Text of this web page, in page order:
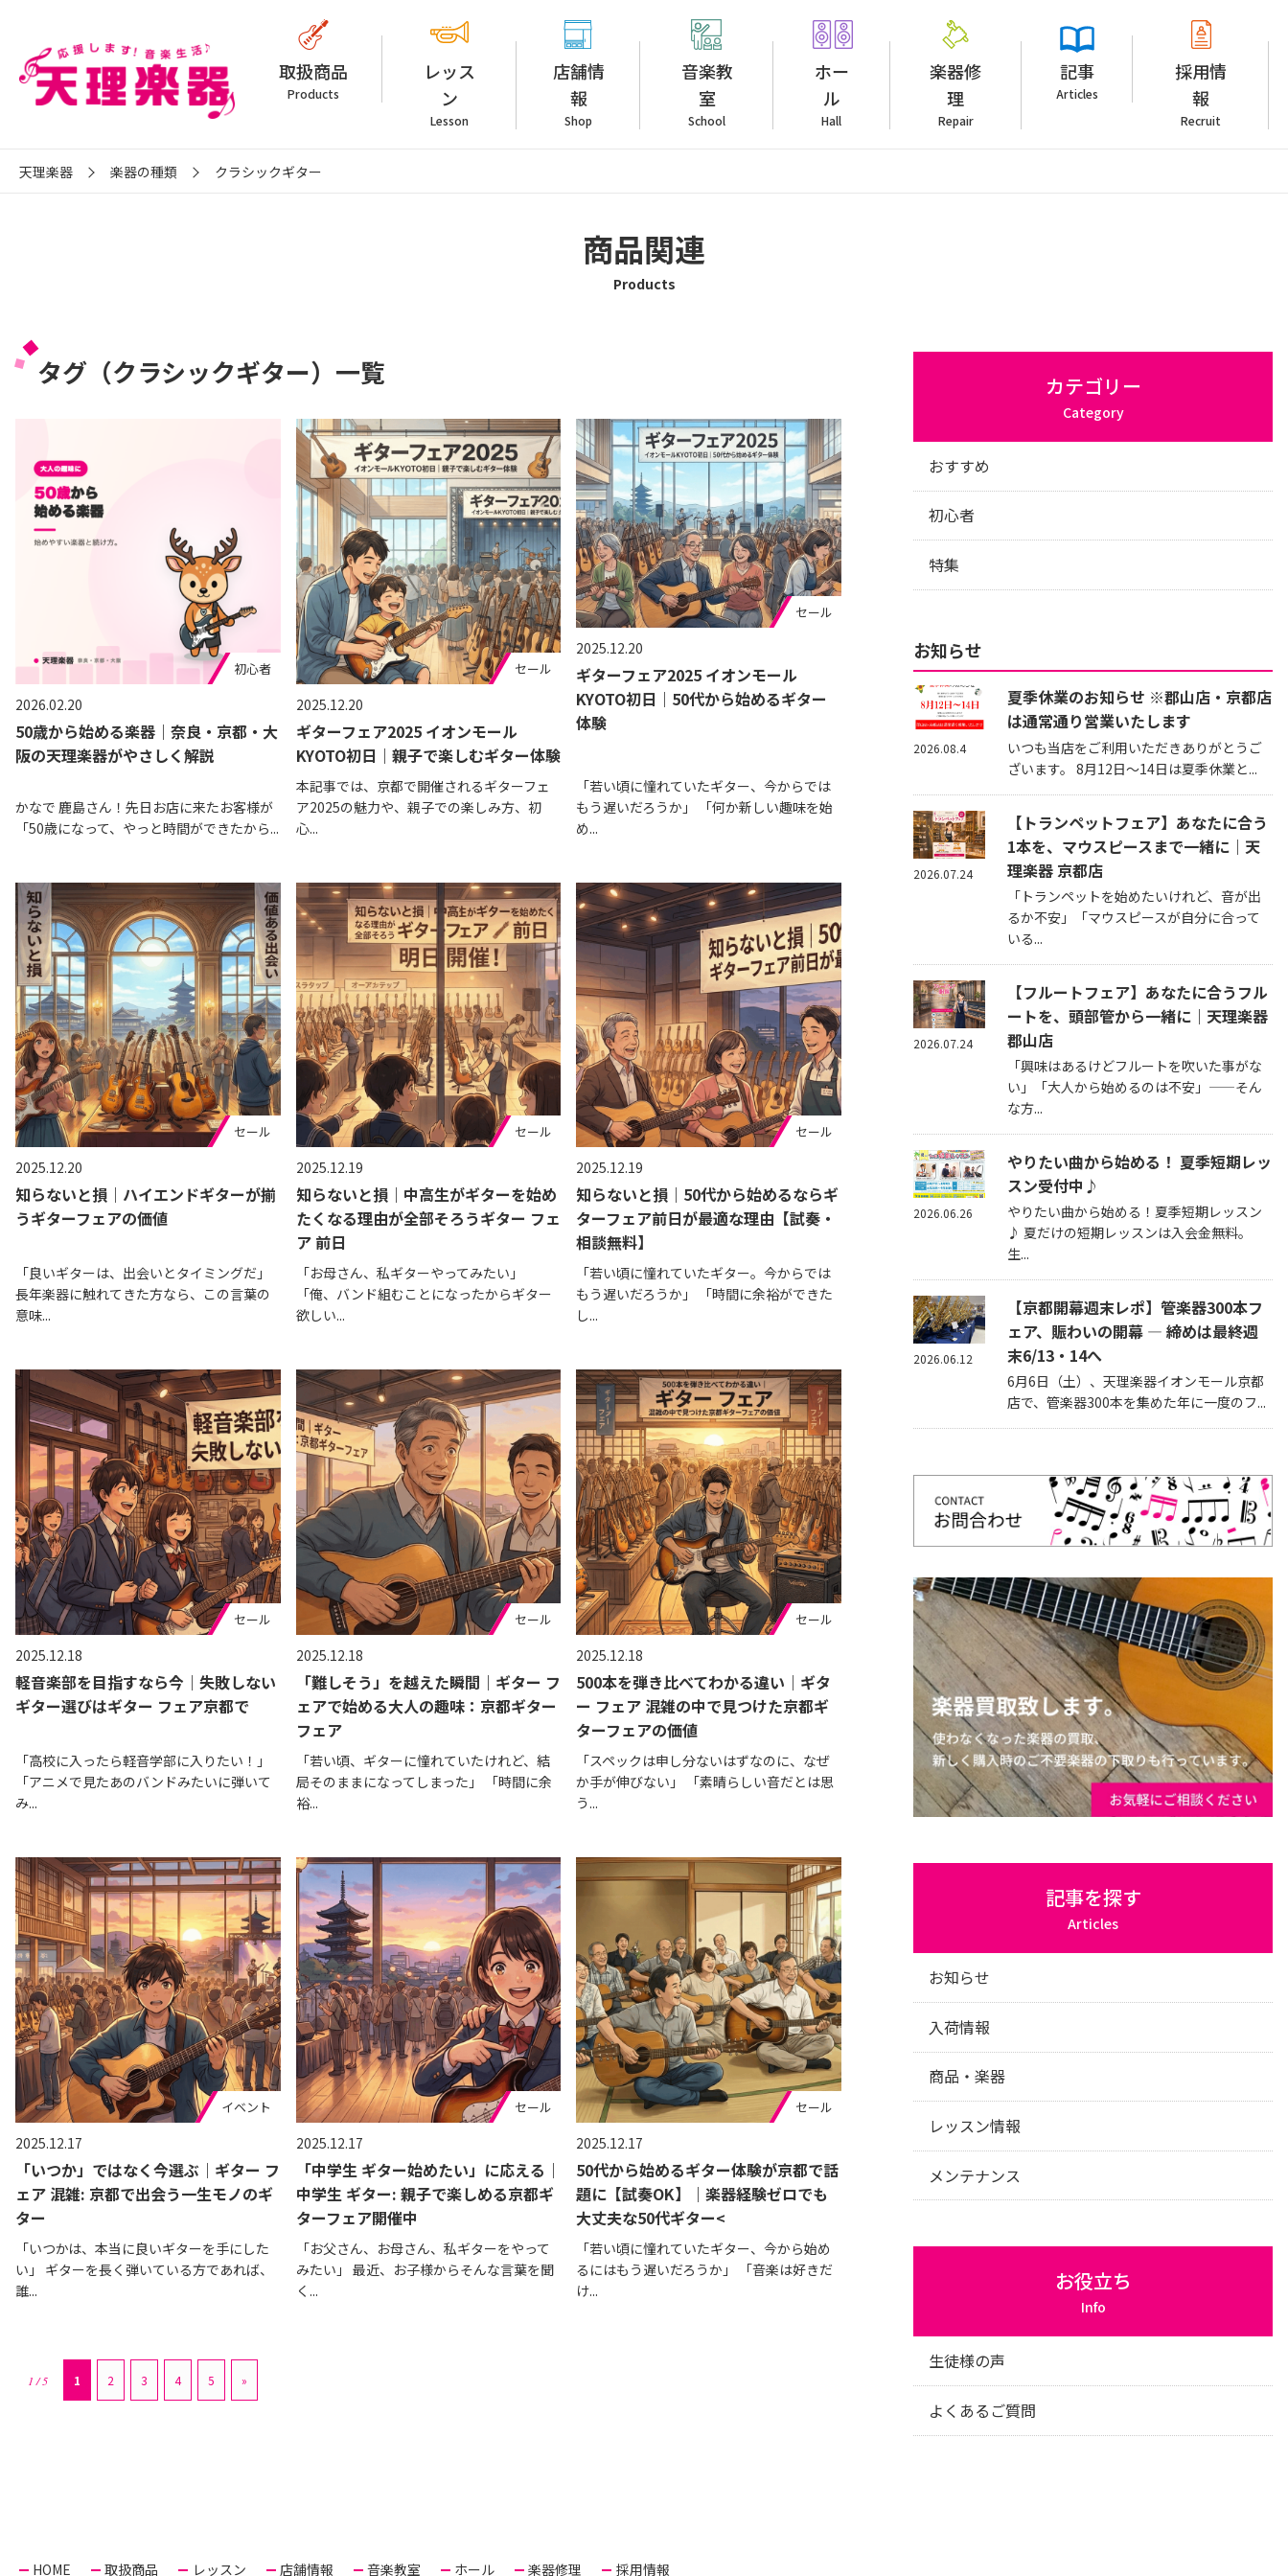
取扱商品
Products
レッス
ン
Lesson
店舗情
報
Shop
音楽教
室
School
ホー
ル
Hall
楽器修
理
Repair
記事
Articles
採用情
報
Recruit
天理楽器 楽器の種類 クラシックギター
商品関連
Products
タグ（クラシックギター）一覧
2026.02.20
50歳から始める楽器｜奈良・京都・大
阪の天理楽器がやさしく解説
かなで 鹿島さん！先日お店に来たお客様が
「50歳になって、やっと時間ができたから...
初心者
2025.12.20
ギターフェア2025 イオンモール
KYOTO初日｜親子で楽しむギター体験
本記事では、京都で開催されるギターフェ
ア2025の魅力や、親子での楽しみ方、初
心...
セール
2025.12.20
ギターフェア2025 イオンモール
KYOTO初日｜50代から始めるギター
体験
「若い頃に憧れていたギター、今からでは
もう遅いだろうか」 「何か新しい趣味を始
め...
セール
2025.12.20
知らないと損｜ハイエンドギターが揃
うギターフェアの価値
「良いギターは、出会いとタイミングだ」
長年楽器に触れてきた方なら、この言葉の
意味...
セール
2025.12.19
知らないと損｜中高生がギターを始め
たくなる理由が全部そろうギター フェ
ア 前日
「お母さん、私ギターやってみたい」
「俺、バンド組むことになったからギター
欲しい...
セール
2025.12.19
知らないと損｜50代から始めるならギ
ターフェア前日が最適な理由【試奏・
相談無料】
「若い頃に憧れていたギター。今からでは
もう遅いだろうか」 「時間に余裕ができた
し...
セール
2025.12.18
軽音楽部を目指すなら今｜失敗しない
ギター選びはギター フェア京都で
「高校に入ったら軽音学部に入りたい！」
「アニメで見たあのバンドみたいに弾いて
み...
セール
2025.12.18
「難しそう」を越えた瞬間｜ギター フ
ェアで始める大人の趣味：京都ギター
フェア
「若い頃、ギターに憧れていたけれど、結
局そのままになってしまった」 「時間に余
裕...
セール
2025.12.18
500本を弾き比べてわかる違い｜ギタ
ー フェア 混雑の中で見つけた京都ギ
ターフェアの価値
「スペックは申し分ないはずなのに、なぜ
か手が伸びない」 「素晴らしい音だとは思
う...
セール
2025.12.17
「いつか」ではなく今選ぶ｜ギター フ
ェア 混雑: 京都で出会う一生モノのギ
ター
「いつかは、本当に良いギターを手にした
い」 ギターを長く弾いている方であれば、
誰...
イベント
2025.12.17
「中学生 ギター始めたい」に応える｜
中学生 ギター: 親子で楽しめる京都ギ
ターフェア開催中
「お父さん、お母さん、私ギターをやって
みたい」 最近、お子様からそんな言葉を聞
く...
セール
2025.12.17
50代から始めるギター体験が京都で話
題に【試奏OK】｜楽器経験ゼロでも
大丈夫な50代ギター<
「若い頃に憧れていたギター、今から始め
るにはもう遅いだろうか」 「音楽は好きだ
け...
セール
1 / 5 1 2 3 4 5 »
カテゴリー
Category
おすすめ
初心者
特集
お知らせ
夏季休業のお知らせ ※郡山店・京都店
は通常通り営業いたします
いつも当店をご利用いただきありがとうご
ざいます。 8月12日～14日は夏季休業と...
2026.08.4
【トランペットフェア】あなたに合う
1本を、マウスピースまで一緒に｜天
理楽器 京都店
「トランペットを始めたいけれど、音が出
るか不安」「マウスピースが自分に合って
いる...
2026.07.24
【フルートフェア】あなたに合うフル
ートを、頭部管から一緒に｜天理楽器
郡山店
「興味はあるけどフルートを吹いた事がな
い」「大人から始めるのは不安」——そん
な方...
2026.07.24
やりたい曲から始める！ 夏季短期レッ
スン受付中♪
やりたい曲から始める！夏季短期レッスン
♪ 夏だけの短期レッスンは入会金無料。
生...
2026.06.26
【京都開幕週末レポ】管楽器300本フ
ェア、賑わいの開幕 — 締めは最終週
末6/13・14へ
6月6日（土）、天理楽器イオンモール京都
店で、管楽器300本を集めた年に一度のフ...
2026.06.12
記事を探す
Articles
お知らせ
入荷情報
商品・楽器
レッスン情報
メンテナンス
お役立ち
Info
生徒様の声
よくあるご質問
HOME 取扱商品 レッスン 店舗情報 音楽教室 ホール 楽器修理 採用情報